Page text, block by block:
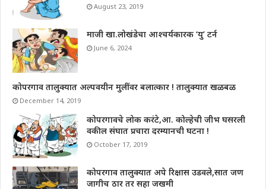
August 23, 2019
माजी खा.लोखंडेचा आश्चर्यकारक ‘यु’ टर्न
June 6, 2024
कोपरगाव तालुक्यात अल्पवयीन मुलींवर बलात्कार ! तालुक्यात खळबळ
December 14, 2019
कोपरगावचे लोक करंटे,आ. कोल्हेची जीभ घसरली
वकील संघात प्रचारा दरम्यानची घटना !
October 17, 2019
कोपरगाव तालुक्यात अपे रिक्षास उडवले,सात जण
जागीच ठार तर सहा जखमी